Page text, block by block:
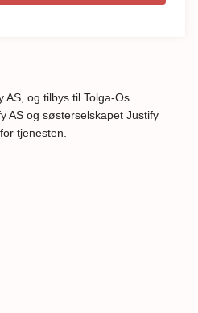
AS, og tilbys til Tolga-Os
AS og søsterselskapet Justify
tjenesten.